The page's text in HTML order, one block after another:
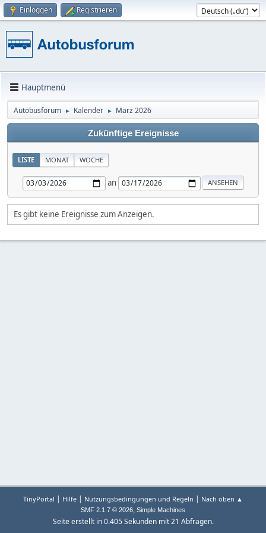
Einloggen Registrieren
Hauptmenü
Autobusforum ► Kalender ► März 2026
Zukünftige Ereignisse
LISTE MONAT WOCHE
an
Es gibt keine Ereignisse zum Anzeigen.
TinyPortal | Hilfe | Nutzungsbedingungen und Regeln | Nach oben ▲
SMF 2.1.7 © 2026, Simple Machines
Seite erstellt in 0.405 Sekunden mit 21 Abfragen.